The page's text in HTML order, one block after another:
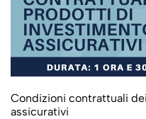
Condizioni contrattuali
assicurativi